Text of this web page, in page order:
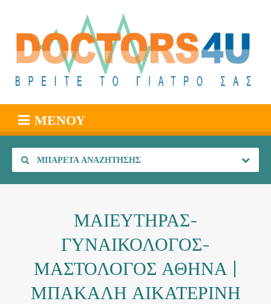
ΜΕΝΟΎ
ΜΠΑΡΈΤΑ ΑΝΑΖΉΤΗΣΗΣ
ΜΑΙΕΥΤΗΡΑΣ-
ΓΥΝΑΙΚΟΛΟΓΟΣ-
ΜΑΣΤΟΛΟΓΟΣ ΑΘΗΝΑ |
ΜΠΑΚΑΛΗ ΑΙΚΑΤΕΡΙΝΗ